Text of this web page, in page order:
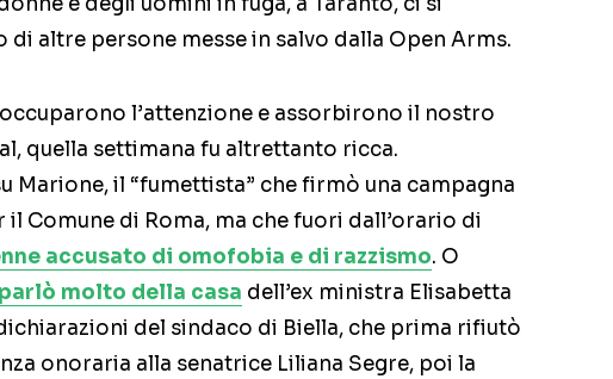
di altre persone messe in salvo dalla Open Arms.
l’attenzione e assorbirono il nostro
quella settimana fu altrettanto ricca.
Marione, il “fumettista” che firmò una campagna
il Comune di Roma, ma che fuori dall’orario di
accusato di omofobia e di razzismo. O
parlò molto della casa dell’ex ministra Elisabetta
del sindaco di Biella, che prima rifiutò
onoraria alla senatrice Liliana Segre, poi la